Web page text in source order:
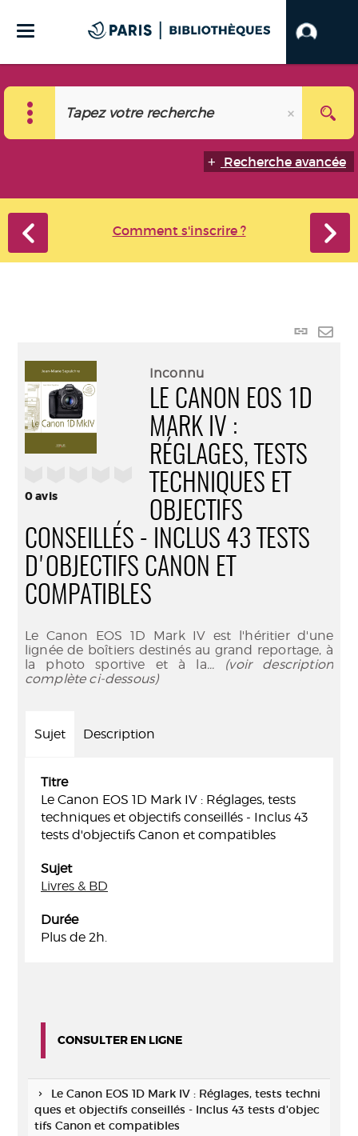
Recherche avancée
Comment s'inscrire ?
Lien
0avis
Inconnu
LE CANON EOS 1D
MARK IV :
RÉGLAGES, TESTS
TECHNIQUES ET
OBJECTIFS
CONSEILLÉS - INCLUS 43 TESTS
D'OBJECTIFS CANON ET
COMPATIBLES
Le Canon EOS 1D Mark IV est l'héritier d'une
lignée de boîtiers destinés au grand reportage, à
la photo sportive et à la... (voir description
complète ci-dessous)
Sujet Description
Titre
Le Canon EOS 1D Mark IV : Réglages, tests
techniques et objectifs conseillés - Inclus 43
tests d'objectifs Canon et compatibles
Sujet
Livres & BD
Durée
Plus de 2h.
CONSULTER EN LIGNE
Le Canon EOS 1D Mark IV : Réglages, tests techni
ques et objectifs conseillés - Inclus 43 tests d'objec
tifs Canon et compatibles